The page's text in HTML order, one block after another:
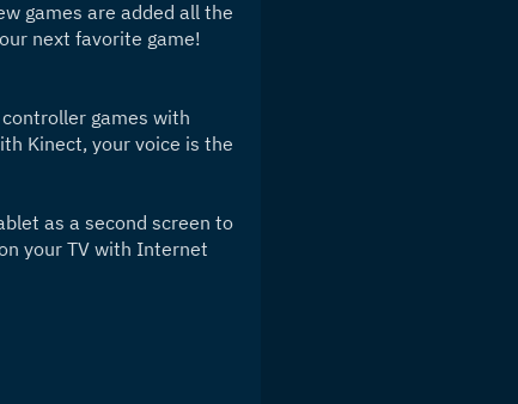
games are added all the
next favorite game!
games with
Kinect, your voice is the
as a second screen to
your TV with Internet